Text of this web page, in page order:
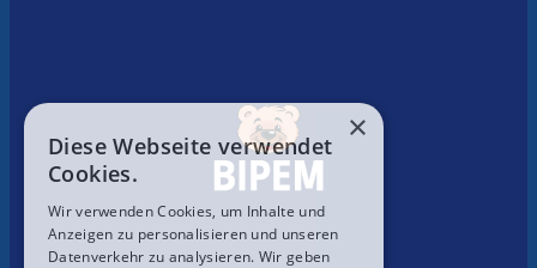
×
Diese Webseite verwendet
Cookies.
Wir verwenden Cookies, um Inhalte und
Anzeigen zu personalisieren und unseren
Datenverkehr zu analysieren. Wir geben